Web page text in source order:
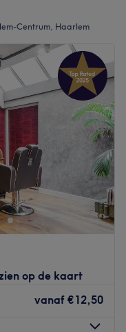
Centrum, Haarlem
op de kaart
vanaf €12,50